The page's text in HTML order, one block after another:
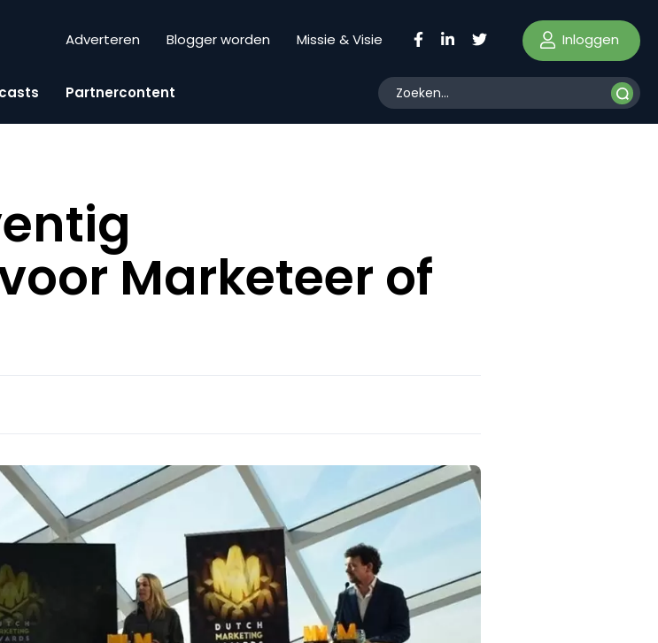
Adverteren Blogger worden Missie & Visie Inloggen
Partnercontent
Marketeer of